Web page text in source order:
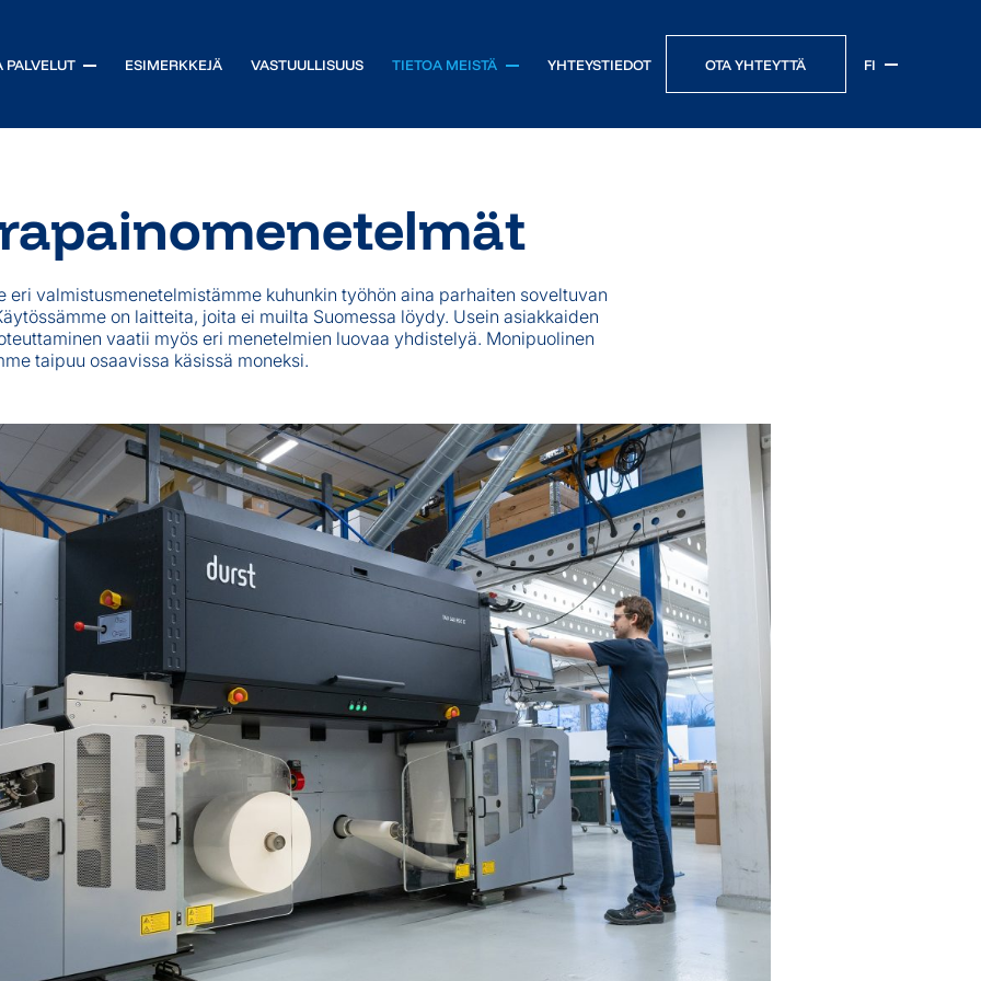
PALVELUT
koneisiin ja laitteisiin
teolliseen käyttöön
Painoaineiston käsittely
Protosarjat ja mallipainatukset
Tuote- ja versiohallinta
Sopimuspainopalvelut
Julkinen sektori
ESIMERKKEJÄ VASTUULLISUUS TIETOA MEISTÄ YHTEYSTIEDOT OTA YHTEYTTÄ FI
eri valmistusmenetelmistämme kuhunkin työhön aina parhaiten soveltuvan
on laitteita, joita ei muilta Suomessa löydy. Usein asiakkaiden
vaatii myös eri menetelmien luovaa yhdistelyä. Monipuolinen
taipuu osaavissa käsissä moneksi.